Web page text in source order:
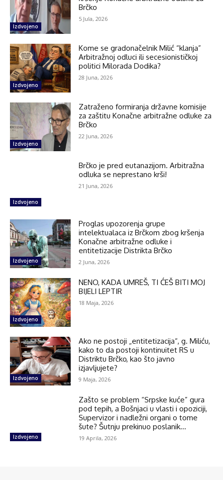
Izdvojeno
Brčko
5 Jula, 2026
Izdvojeno
Kome se gradonačelnik Milić “klanja”
Arbitražnoj odluci ili secesionističkoj
politici Milorada Dodika?
28 Juna, 2026
Izdvojeno
Zatraženo formiranja državne komisije
za zaštitu Konačne arbitražne odluke za
Brčko
22 Juna, 2026
Izdvojeno
Brčko je pred eutanazijom. Arbitražna
odluka se neprestano krši!
21 Juna, 2026
Izdvojeno
Proglas upozorenja grupe
intelektualaca iz Brčkom zbog kršenja
Konačne arbitražne odluke i
entitetizacije Distrikta Brčko
2 Juna, 2026
Izdvojeno
NENO, KADA UMREŠ, TI ĆEŠ BITI MOJ
BIJELI LEPTIR
18 Maja, 2026
Izdvojeno
Ako ne postoji „entitetizacija“, g. Miliću,
kako to da postoji kontinuitet RS u
Distriktu Brčko, kao što javno
izjavljujete?
9 Maja, 2026
Izdvojeno
Zašto se problem “Srpske kuće” gura
pod tepih, a Bošnjaci u vlasti i opoziciji,
Supervizor i nadležni organi o tome
šute? Šutnju prekinuo poslanik...
19 Aprila, 2026